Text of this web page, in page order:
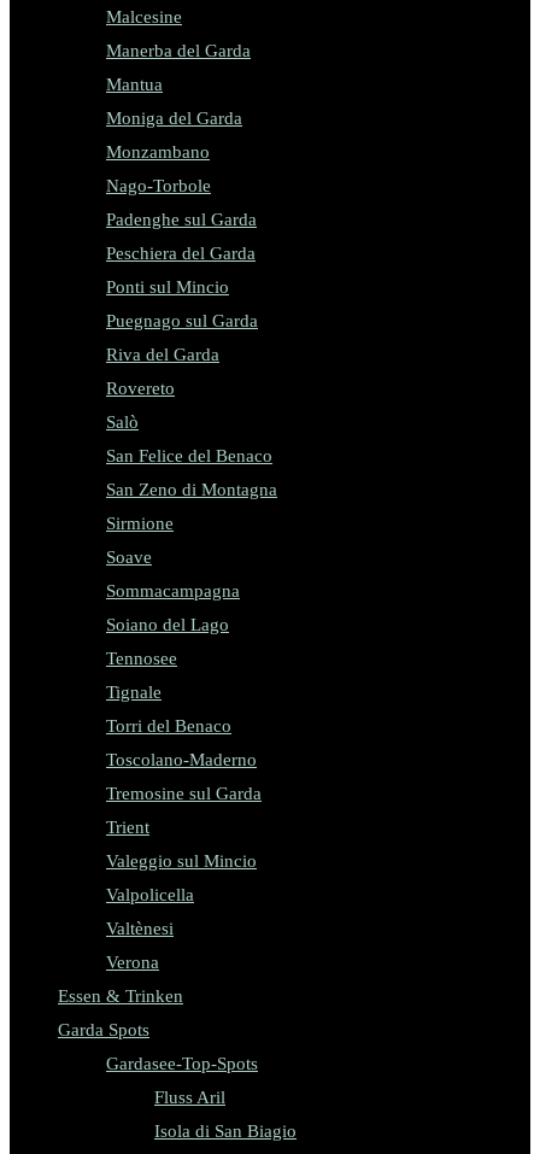
Malcesine
Manerba del Garda
Mantua
Moniga del Garda
Monzambano
Nago-Torbole
Padenghe sul Garda
Peschiera del Garda
Ponti sul Mincio
Puegnago sul Garda
Riva del Garda
Rovereto
Salò
San Felice del Benaco
San Zeno di Montagna
Sirmione
Soave
Sommacampagna
Soiano del Lago
Tennosee
Tignale
Torri del Benaco
Toscolano-Maderno
Tremosine sul Garda
Trient
Valeggio sul Mincio
Valpolicella
Valtènesi
Verona
Essen & Trinken
Garda Spots
Gardasee-Top-Spots
Fluss Aril
Isola di San Biagio